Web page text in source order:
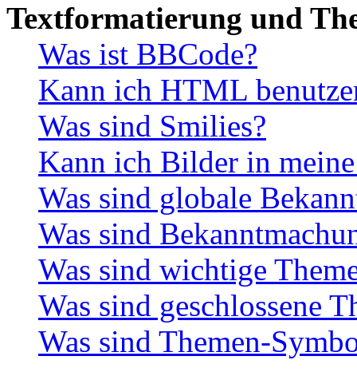
Textformatierung und
Was ist BBCode?
Kann ich HTML
Was sind Smilies?
Kann ich Bilder in
Was sind globale
Was sind
Was sind wichtige
Was sind geschlossene
Was sind Themen-